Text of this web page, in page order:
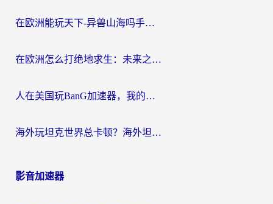
在欧洲能玩天下-异兽山海吗手游？海外玩家的加速器生存指南
在欧洲怎么打绝地求生：未来之役不卡？留学生亲测的加速器避坑指南
人在美国玩BanG加速器，我的延迟终于绿了
海外玩坦克世界总卡顿？海外坦克世界加速器有哪些？实测好用的选择在这里
影音加速器